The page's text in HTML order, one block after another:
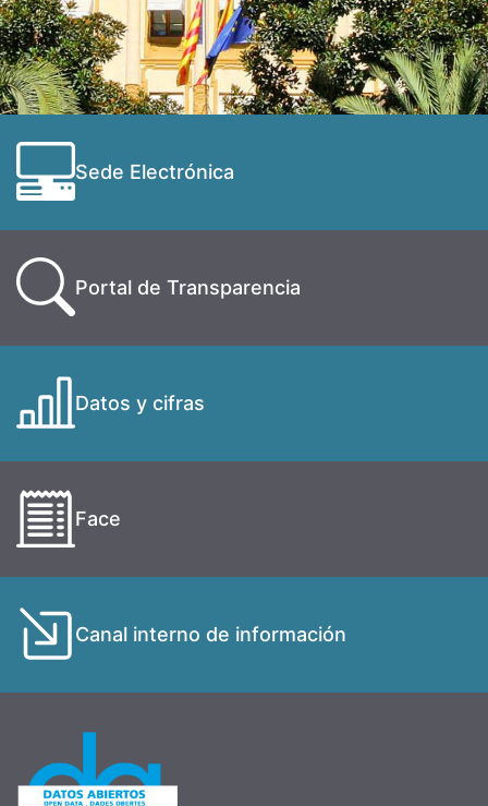
Sede Electrónica
Portal de Transparencia
Datos y cifras
Face
Canal interno de información